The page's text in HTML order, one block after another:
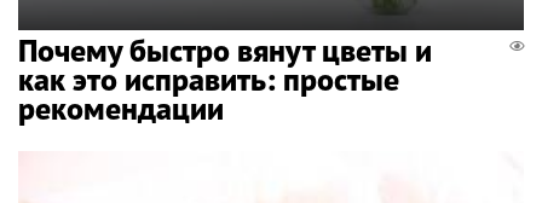
Почему быстро вянут цветы и
как это исправить: простые
рекомендации